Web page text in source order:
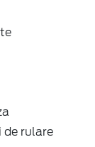
de rulare